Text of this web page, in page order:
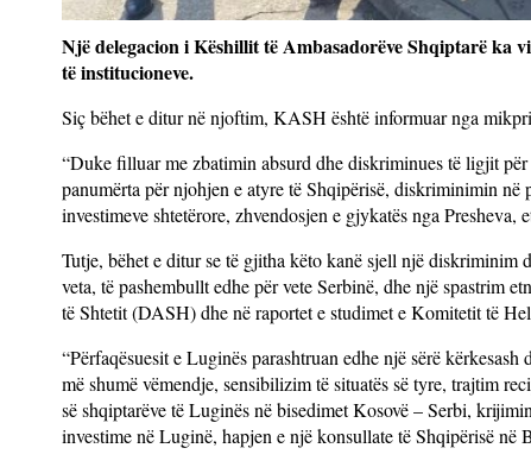
Një delegacion i Këshillit të Ambasadorëve Shqiptarë ka
të institucioneve.
Siç bëhet e ditur në njoftim, KASH është informuar nga
“Duke filluar me zbatimin absurd dhe diskriminues të ligjit
panumërta për njohjen e atyre të Shqipërisë, diskriminimin në
investimeve shtetërore, zhvendosjen e gjykatës nga Presheva,
Tutje, bëhet e ditur se të gjitha këto kanë sjell një diskriminim
veta, të pashembullt edhe për vete Serbinë, dhe një spastrim
të Shtetit (DASH) dhe në raportet e studimet e Komitetit të
“Përfaqësuesit e Luginës parashtruan edhe një sërë
më shumë vëmendje, sensibilizim të situatës së tyre, trajtim
së shqiptarëve të Luginës në bisedimet Kosovë – Serbi,
investime në Luginë, hapjen e një konsullate të Shqipërisë në